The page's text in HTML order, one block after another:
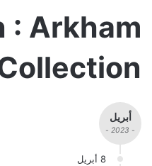
: Arkham
أبريل
- 2023 -
8 أبريل